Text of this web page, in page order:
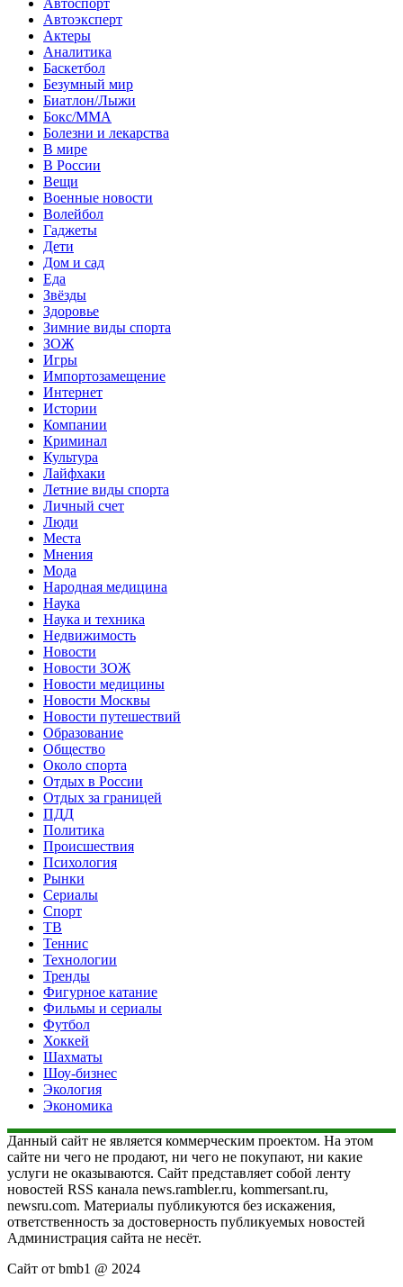
Автоэксперт
Актеры
Аналитика
Баскетбол
Безумный мир
Биатлон/Лыжи
Бокс/MMA
Болезни и лекарства
В мире
В России
Вещи
Военные новости
Волейбол
Гаджеты
Дети
Дом и сад
Еда
Звёзды
Здоровье
Зимние виды спорта
ЗОЖ
Игры
Импортозамещение
Интернет
Истории
Компании
Криминал
Культура
Лайфхаки
Летние виды спорта
Личный счет
Люди
Места
Мнения
Мода
Народная медицина
Наука
Наука и техника
Недвижимость
Новости
Новости ЗОЖ
Новости медицины
Новости Москвы
Новости путешествий
Образование
Общество
Около спорта
Отдых в России
Отдых за границей
ПДД
Политика
Происшествия
Психология
Рынки
Сериалы
Спорт
ТВ
Теннис
Технологии
Тренды
Фигурное катание
Фильмы и сериалы
Футбол
Хоккей
Шахматы
Шоу-бизнес
Экология
Экономика
Данный сайт не является коммерческим проектом. На этом
сайте ни чего не продают, ни чего не покупают, ни какие
услуги не оказываются. Сайт представляет собой ленту
новостей RSS канала news.rambler.ru, kommersant.ru,
newsru.com. Материалы публикуются без искажения,
ответственность за достоверность публикуемых новостей
Администрация сайта не несёт.
Сайт от bmb1 @ 2024